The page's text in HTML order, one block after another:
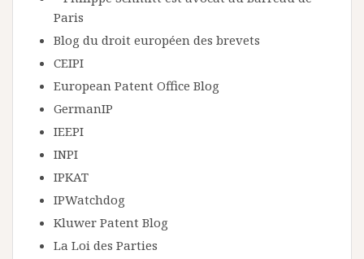
Paris
Blog du droit européen des brevets
CEIPI
European Patent Office Blog
GermanIP
IEEPI
INPI
IPKAT
IPWatchdog
Kluwer Patent Blog
La Loi des Parties